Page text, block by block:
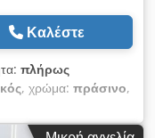
Καλέστε
πλήρως
, χρώμα: πράσινο,
βούρτσας σε σχήμα
σε καινοτόμο σύστημα